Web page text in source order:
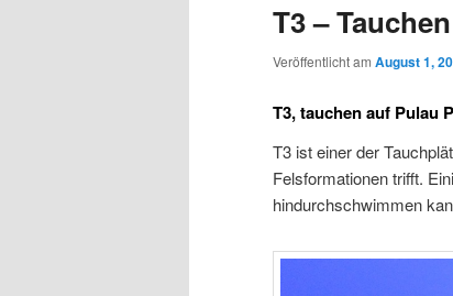
T3 –
Veröffentlicht am August 1,
T3, tauchen auf Pulau
T3 ist einer der
Felsformationen trifft.
hindurchschwimmen